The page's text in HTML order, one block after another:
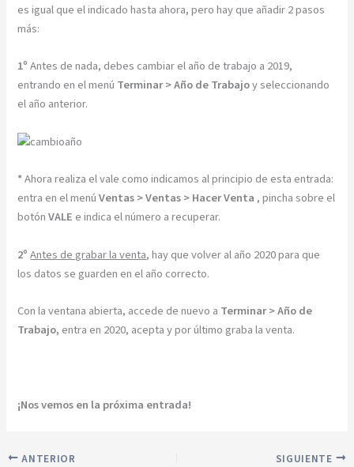
es igual que el indicado hasta ahora, pero hay que añadir 2 pasos
más:
1ºAntes de nada, debes cambiar el año de trabajo a 2019,
entrando en el menú Terminar > Año de Trabajoy seleccionando
el año anterior.
*Ahora realiza el vale como indicamos al principio de esta entrada:
entra en el menúVentas > Ventas > Hacer Venta , pincha sobre el
botónVALE e indica el número a recuperar.
2ºAntes de grabar la venta, hay que volver al año 2020 para que
los datos se guarden en el año correcto.
Con la ventana abierta, accede de nuevo a Terminar > Año de
Trabajo, entra en 2020, acepta y por último graba la venta.
¡Nos vemos en la próxima entrada!
ANTERIOR SIGUIENTE